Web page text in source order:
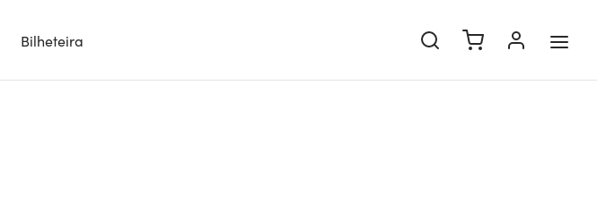
Bilheteira